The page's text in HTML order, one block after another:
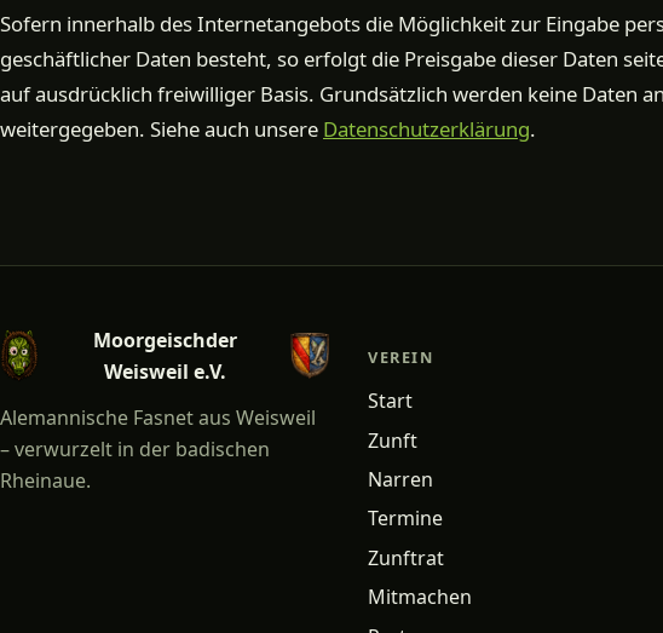
Sofern innerhalb des Internetangebots die Möglichkeit zur Eingabe
geschäftlicher Daten besteht, so erfolgt die Preisgabe dieser Daten
auf ausdrücklich freiwilliger Basis. Grundsätzlich werden keine Daten
weitergegeben. Siehe auch unsere Datenschutzerklärung.
Moorgeischder
Weisweil e.V.
Alemannische Fasnet aus Weisweil
– verwurzelt in der badischen
Rheinaue.
VEREIN
Start
Zunft
Narren
Termine
Zunftrat
Mitmachen